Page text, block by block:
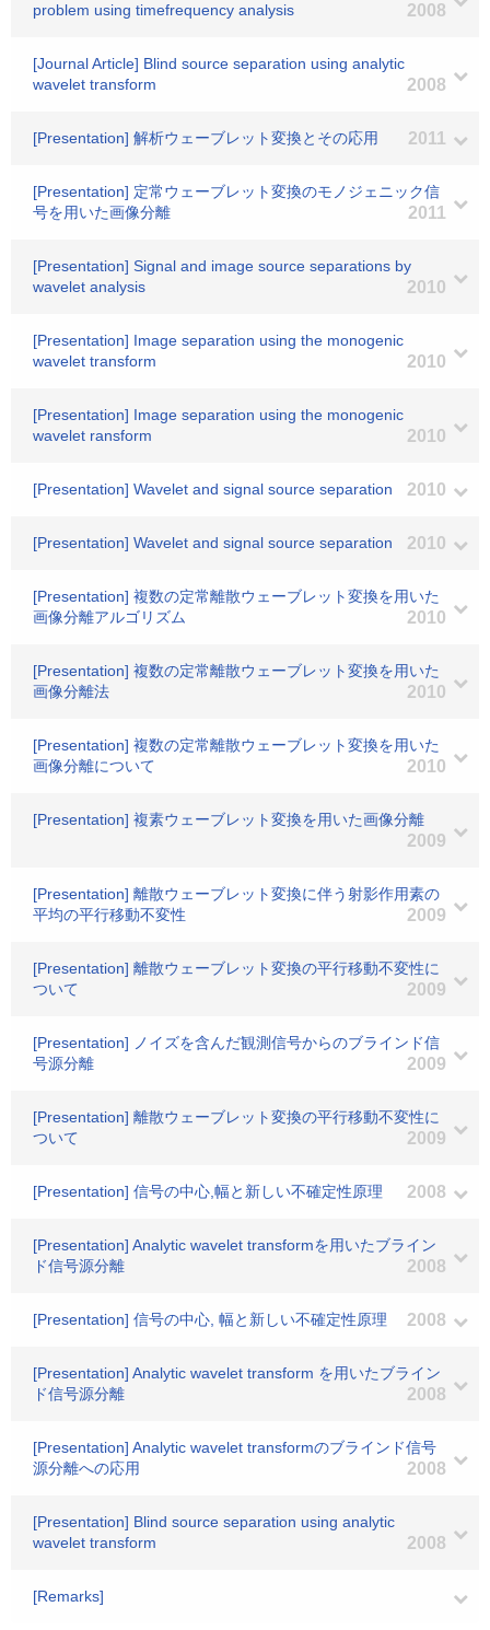
problem using timefrequency analysis
2008
[Journal Article] Blind source separation using analytic
wavelet transform
2008
[Presentation] 解析ウェーブレット変換とその応用 2011
[Presentation] 定常ウェーブレット変換のモノジェニック信
号を用いた画像分離
2011
[Presentation] Signal and image source separations by
wavelet analysis
2010
[Presentation] Image separation using the monogenic
wavelet transform
2010
[Presentation] Image separation using the monogenic
wavelet ransform
2010
[Presentation] Wavelet and signal source separation 2010
[Presentation] Wavelet and signal source separation 2010
[Presentation] 複数の定常離散ウェーブレット変換を用いた
画像分離アルゴリズム
2010
[Presentation] 複数の定常離散ウェーブレット変換を用いた
画像分離法
2010
[Presentation] 複数の定常離散ウェーブレット変換を用いた
画像分離について
2010
[Presentation] 複素ウェーブレット変換を用いた画像分離
2009
[Presentation] 離散ウェーブレット変換に伴う射影作用素の
平均の平行移動不変性
2009
[Presentation] 離散ウェーブレット変換の平行移動不変性に
ついて
2009
[Presentation] ノイズを含んだ観測信号からのブラインド信
号源分離
2009
[Presentation] 離散ウェーブレット変換の平行移動不変性に
ついて
2009
[Presentation] 信号の中心,幅と新しい不確定性原理 2008
[Presentation] Analytic wavelet transformを用いたブライン
ド信号源分離
2008
[Presentation] 信号の中心, 幅と新しい不確定性原理 2008
[Presentation] Analytic wavelet transform を用いたブライン
ド信号源分離
2008
[Presentation] Analytic wavelet transformのブラインド信号
源分離への応用
2008
[Presentation] Blind source separation using analytic
wavelet transform
2008
[Remarks]